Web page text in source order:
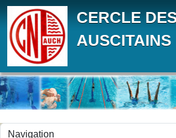
CERCLE
AUSCITAINS
Panneau de gestion des cookies